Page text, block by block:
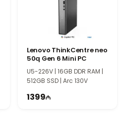
Lenovo ThinkCentre neo
50q Gen 6 Mini PC
U5-226V | 16GB DDR RAM |
512GB SSD | Arc 130V
1399